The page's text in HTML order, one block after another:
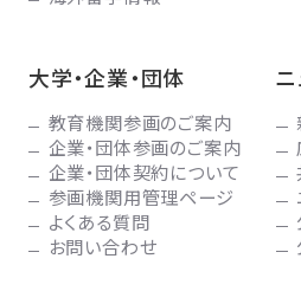
大学・企業・団体
教育機関参画のご案内
企業・団体参画のご案内
企業・団体契約について
参画機関用管理ページ
よくある質問
お問い合わせ
ニ